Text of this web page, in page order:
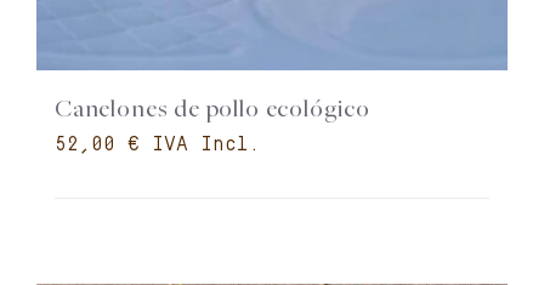
Canelones de pollo ecológico
€